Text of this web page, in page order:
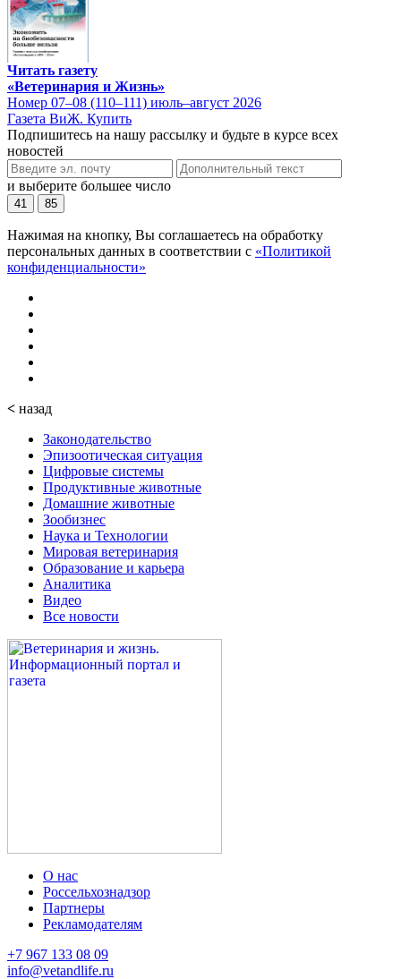
Читать газету
«Ветеринария и Жизнь»
Номер 07–08 (110–111) июль–август 2026
Газета ВиЖ. Купить
Подпишитесь на нашу рассылку и будьте в курсе всех
новостей
и выберите большее число
41 85
Нажимая на кнопку, Вы соглашаетесь на обработку
персональных данных в соответствии с «Политикой
конфиденциальности»
< назад
Законодательство
Эпизоотическая ситуация
Цифровые системы
Продуктивные животные
Домашние животные
Зообизнес
Наука и Технологии
Мировая ветеринария
Образование и карьера
Аналитика
Видео
Все новости
О нас
Россельхознадзор
Партнеры
Рекламодателям
+7 967 133 08 09
info@vetandlife.ru